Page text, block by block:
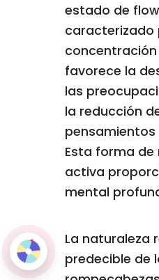
estado de
caracterizado
favorece la
las
la reducción
pensamientos
Esta forma
activa
mental
La naturaleza
predecible de